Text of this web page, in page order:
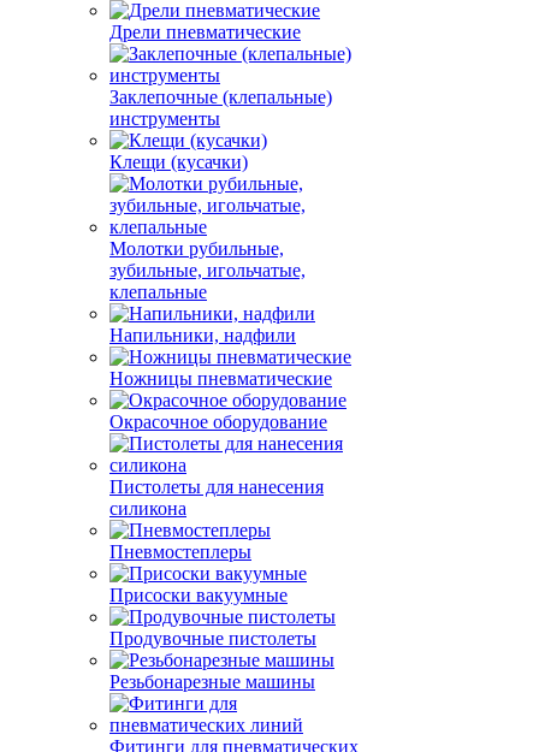
Дрели пневматические
Заклепочные (клепальные)
инструменты
Клещи (кусачки)
Молотки рубильные,
зубильные, игольчатые,
клепальные
Напильники, надфили
Ножницы пневматические
Окрасочное оборудование
Пистолеты для нанесения
силикона
Пневмостеплеры
Присоски вакуумные
Продувочные пистолеты
Резьбонарезные машины
Фитинги для пневматических